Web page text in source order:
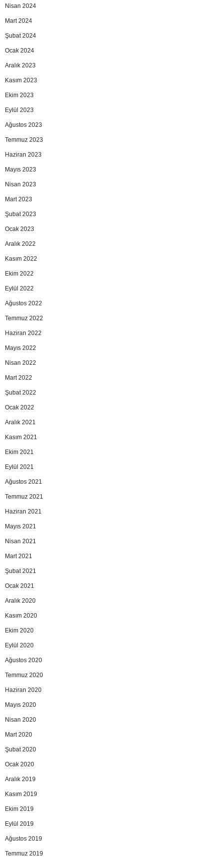
Nisan 2024
Mart 2024
Şubat 2024
Ocak 2024
Aralık 2023
Kasım 2023
Ekim 2023
Eylül 2023
Ağustos 2023
Temmuz 2023
Haziran 2023
Mayıs 2023
Nisan 2023
Mart 2023
Şubat 2023
Ocak 2023
Aralık 2022
Kasım 2022
Ekim 2022
Eylül 2022
Ağustos 2022
Temmuz 2022
Haziran 2022
Mayıs 2022
Nisan 2022
Mart 2022
Şubat 2022
Ocak 2022
Aralık 2021
Kasım 2021
Ekim 2021
Eylül 2021
Ağustos 2021
Temmuz 2021
Haziran 2021
Mayıs 2021
Nisan 2021
Mart 2021
Şubat 2021
Ocak 2021
Aralık 2020
Kasım 2020
Ekim 2020
Eylül 2020
Ağustos 2020
Temmuz 2020
Haziran 2020
Mayıs 2020
Nisan 2020
Mart 2020
Şubat 2020
Ocak 2020
Aralık 2019
Kasım 2019
Ekim 2019
Eylül 2019
Ağustos 2019
Temmuz 2019